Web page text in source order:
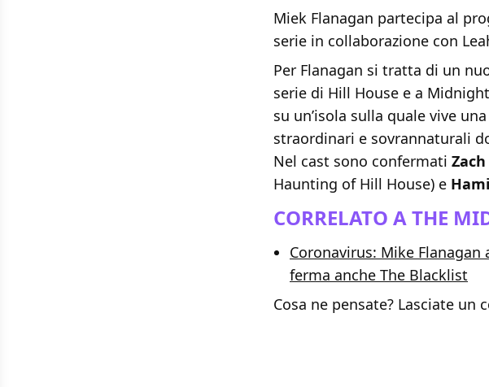
Miek Flanagan partecipa al
serie in collaborazione con
Per Flanagan si tratta di un
serie di Hill House e a
su un’isola sulla quale vive
straordinari e sovrannaturali
Nel cast sono confermati
Haunting of Hill House) e
CORRELATO A THE
Coronavirus: Mike
ferma anche The Blacklist
Cosa ne pensate? Lasciate un